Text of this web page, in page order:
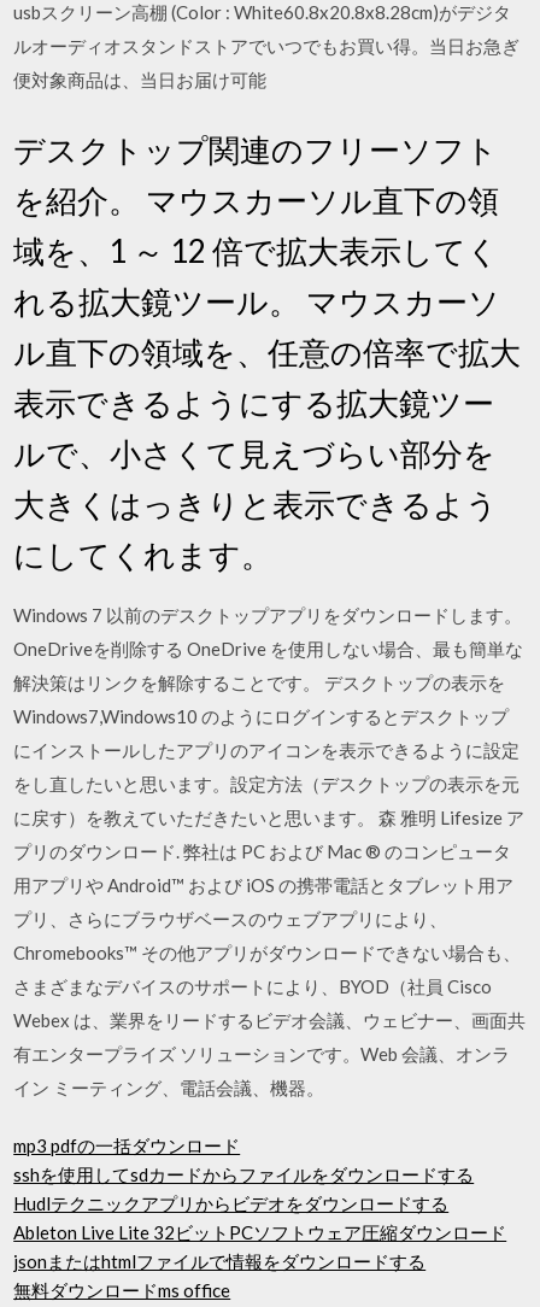
usbスクリーン高棚 (Color : White60.8x20.8x8.28cm)がデジタ
ルオーディオスタンドストアでいつでもお買い得。当日お急ぎ
便対象商品は、当日お届け可能
デスクトップ関連のフリーソフト
を紹介。 マウスカーソル直下の領
域を、1 ～ 12 倍で拡大表示してく
れる拡大鏡ツール。 マウスカーソ
ル直下の領域を、任意の倍率で拡大
表示できるようにする拡大鏡ツー
ルで、小さくて見えづらい部分を
大きくはっきりと表示できるよう
にしてくれます。
Windows 7 以前のデスクトップアプリをダウンロードします。
OneDriveを削除する OneDrive を使用しない場合、最も簡単な
解決策はリンクを解除することです。 デスクトップの表示を
Windows7,Windows10 のようにログインするとデスクトップ
にインストールしたアプリのアイコンを表示できるように設定
をし直したいと思います。設定方法（デスクトップの表示を元
に戻す）を教えていただきたいと思います。 森 雅明 Lifesize ア
プリのダウンロード. 弊社は PC および Mac ® のコンピュータ
用アプリや Android™ および iOS の携帯電話とタブレット用ア
プリ、さらにブラウザベースのウェブアプリにより、
Chromebooks™ その他アプリがダウンロードできない場合も、
さまざまなデバイスのサポートにより、BYOD（社員 Cisco
Webex は、業界をリードするビデオ会議、ウェビナー、画面共
有エンタープライズ ソリューションです。Web 会議、オンラ
イン ミーティング、電話会議、機器。
mp3 pdfの一括ダウンロード
sshを使用してsdカードからファイルをダウンロードする
Hudlテクニックアプリからビデオをダウンロードする
Ableton Live Lite 32ビットPCソフトウェア圧縮ダウンロード
jsonまたはhtmlファイルで情報をダウンロードする
無料ダウンロードms office